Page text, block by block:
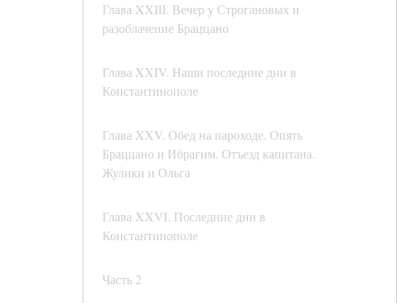
Глава XXIII. Вечер у Строгановых и
разоблачение Браццано
Глава XXIV. Наши последние дни в
Константинополе
Глава XXV. Обед на пароходе. Опять
Браццано и Ибрагим. Отъезд капитана.
Жулики и Ольга
Глава XXVI. Последние дни в
Константинополе
Часть 2